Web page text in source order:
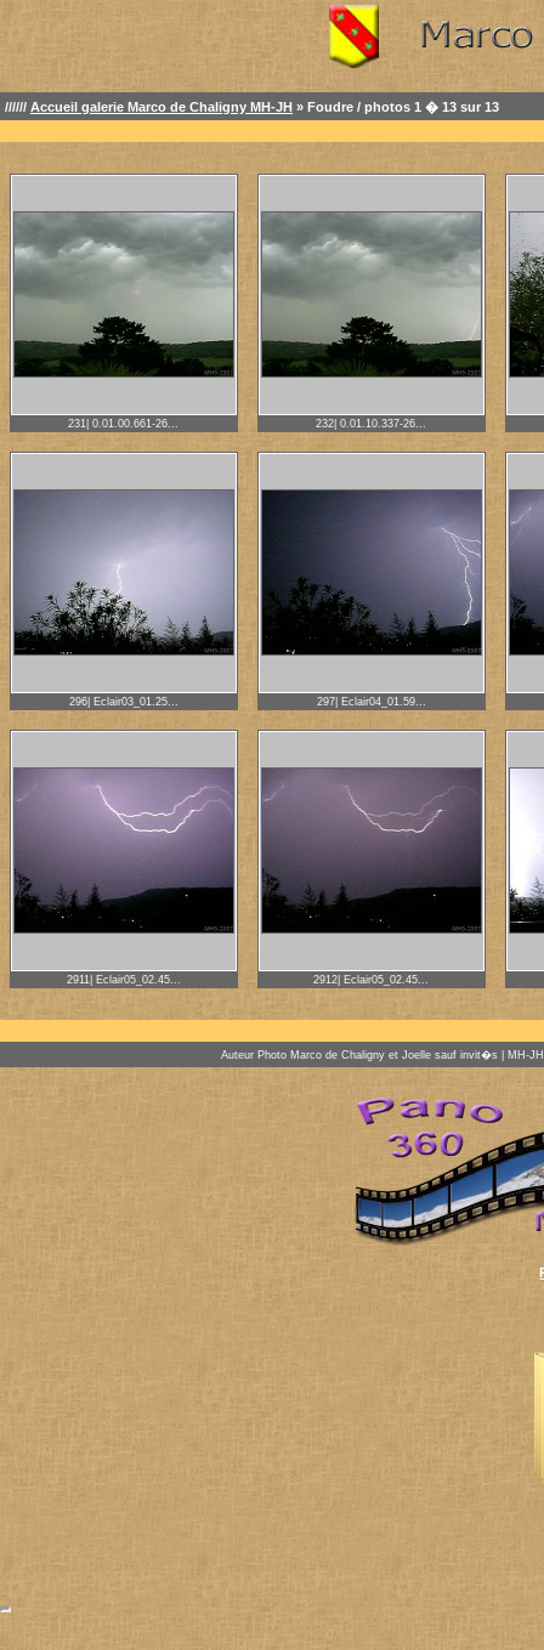
////// Accueil galerie Marco de Chaligny MH-JH » Foudre / photos 1 � 13 sur 13
231| 0.01.00.661-26... 232| 0.01.10.337-26...
296| Eclair03_01.25... 297| Eclair04_01.59...
2911| Eclair05_02.45... 2912| Eclair05_02.45...
Auteur Photo Marco de Chaligny et Joelle sauf invit�s | MH-